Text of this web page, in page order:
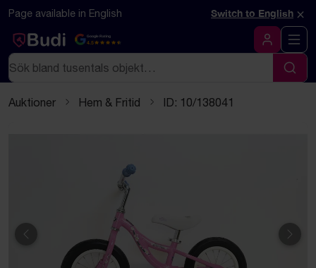
Hoppa till innehåll
Textbaserad (markdown) version av denna sida
Page available in English Switch to English ×
Google Rating
4.5
Logga in
Sök
Sök
Auktioner Hem & Fritid ID: 10/138041
Föregående